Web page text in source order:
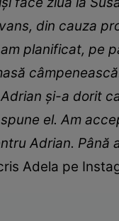
din cauza
planificat, pe
și-a dorit
spune el. Am
Adrian.
Adela pe